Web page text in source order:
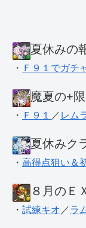
夏休みの
・ Ｆ９１でガチ
魔夏の+
・ Ｆ９１ ／ レム
夏休みク
・ 高得点狙い＆
８月のＥ
・ 試練キオ ／ラ